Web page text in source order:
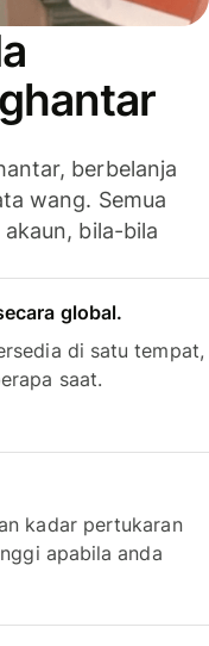
berbelanja
wang. Semua
bila-bila
global.
di satu tempat,
saat.
kadar pertukaran
apabila anda